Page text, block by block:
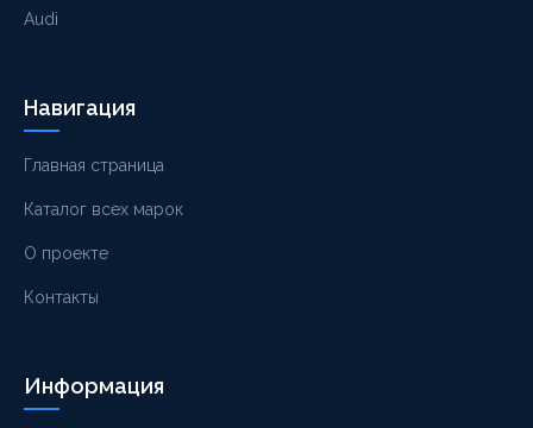
Audi
Навигация
Главная страница
Каталог всех марок
О проекте
Контакты
Информация